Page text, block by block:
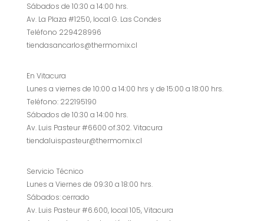
Sábados de 10:30 a 14:00 hrs.
Av. La Plaza #1250, local G. Las Condes
Teléfono 229428996
tiendasancarlos@thermomix.cl
En Vitacura
Lunes a viernes de 10:00 a 14:00 hrs y de 15:00 a 18:00 hrs.
Teléfono: 222195190
Sábados de 10:30 a 14:00 hrs.
Av. Luis Pasteur #6600 of.302. Vitacura
tiendaluispasteur@thermomix.cl
Servicio Técnico
Lunes a Viernes de 09:30 a 18:00 hrs.
Sábados: cerrado
Av. Luis Pasteur #6.600, local 105, Vitacura